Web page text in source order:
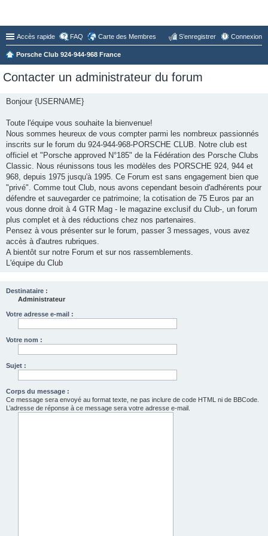
Accès rapide FAQ Carte des Membres Connexion
S’enregistrer
Porsche Club 924-944-968 France
Contacter un administrateur du forum
Bonjour {USERNAME}
Toute l'équipe vous souhaite la bienvenue!
Nous sommes heureux de vous compter parmi les nombreux passionnés
inscrits sur le forum du 924-944-968-PORSCHE CLUB. Notre club est
officiel et "Porsche approved N°185" de la Fédération des Porsche Clubs
Classic. Nous réunissons tous les modèles des PORSCHE 924, 944 et
968, depuis 1975 jusqu'à 1995. Ce Forum est sans engagement bien que
"privé". Comme tout Club, nous avons cependant besoin d'adhérents pour
défendre et sauvegarder ce patrimoine; la cotisation de 75 Euros par an
vous donne droit à 4 GTR Mag - le magazine exclusif du Club-, un forum
plus complet et à des réductions chez nos partenaires.
Pensez à vous présenter sur le forum, passer 3 messages, vous avez
accès à d'autres rubriques.
A bientôt sur notre Forum et sur nos rassemblements.
L'équipe du Club
Destinataire :
Administrateur
Votre adresse e-mail :
Votre nom :
Sujet :
Corps du message :
Ce message sera envoyé au format texte, ne pas inclure de code HTML ni de BBCode.
L’adresse de réponse à ce message sera votre adresse e-mail.